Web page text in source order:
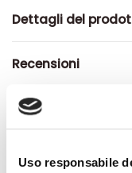
Uso responsabile
Dettagli del
Recensioni
Altri